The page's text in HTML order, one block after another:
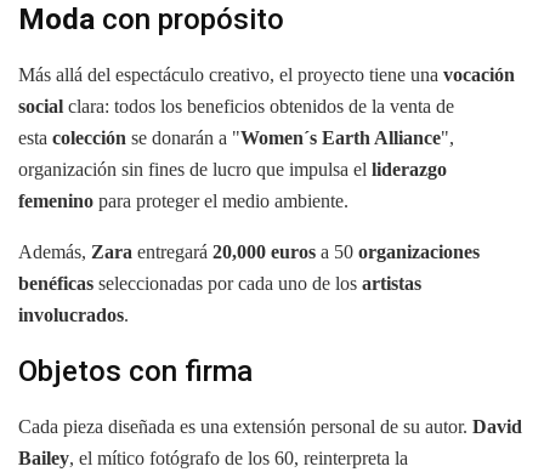
Moda con propósito
Más allá del espectáculo creativo, el proyecto tiene una vocación
social clara: todos los beneficios obtenidos de la venta de
esta colección se donarán a "Women´s Earth Alliance",
organización sin fines de lucro que impulsa el liderazgo
femenino para proteger el medio ambiente.
Además, Zara entregará 20,000 euros a 50 organizaciones
benéficas seleccionadas por cada uno de los artistas
involucrados.
Objetos con firma
Cada pieza diseñada es una extensión personal de su autor. David
Bailey, el mítico fotógrafo de los 60, reinterpreta la